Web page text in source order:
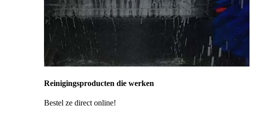
Reinigingsproducten die werken
Bestel ze direct online!